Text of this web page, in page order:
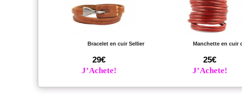
Bracelet en cuir Sellier
29€
J’Achete!
Manchette en cuir
25€
J’Achete!